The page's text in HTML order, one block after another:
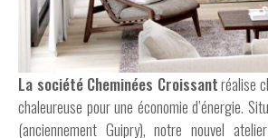
La société Cheminées Croissantréalise
chaleureuse pour une économie d’énergie.
(anciennement Guipry), notre nouvel